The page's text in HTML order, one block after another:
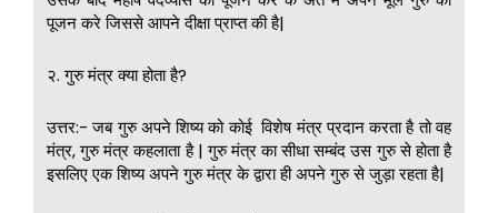
पूजन करे जिससे आपने दीक्षा प्राप्त की है|
२. गुरु मंत्र क्या होता है?
उत्तर:- जब गुरु अपने शिष्य को कोई विशेष मंत्र प्रदान करता है तो वह
मंत्र, गुरु मंत्र कहलाता है | गुरु मंत्र का सीधा सम्बंद उस गुरु से होता है
इसलिए एक शिष्य अपने गुरु मंत्र के द्वारा ही अपने गुरु से जुड़ा रहता है|